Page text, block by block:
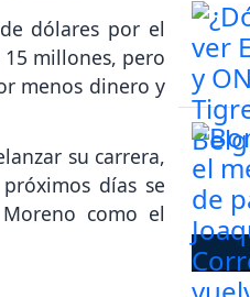
dólares por el
millones, pero
menos dinero y
su carrera,
días se
como el